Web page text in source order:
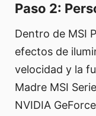
Paso 2:
Dentro de MSI
efectos de
velocidad y la
Madre MSI
NVIDIA